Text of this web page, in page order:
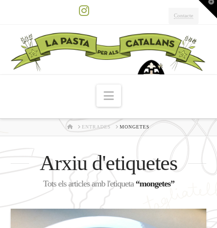
Contacte
Navigation
HOMEENTRADES MONGETES
Arxiu d'etiquetes
Tots els articles amb l'etiqueta “mongetes”